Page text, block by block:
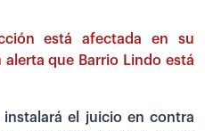
está afectada en su
que Barrio Lindo está
instalará el juicio en contra